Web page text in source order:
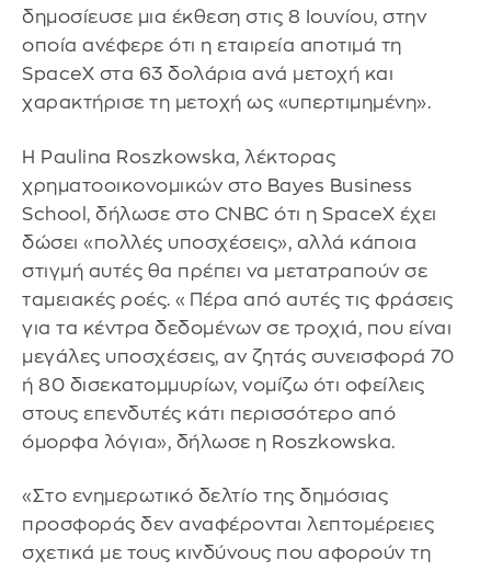
δημοσίευσε μια έκθεση στις 8 Ιουνίου, στην
οποία ανέφερε ότι η εταιρεία αποτιμά τη
SpaceX στα 63 δολάρια ανά μετοχή και
χαρακτήρισε τη μετοχή ως «υπερτιμημένη».
Η Paulina Roszkowska, λέκτορας
χρηματοοικονομικών στο Bayes Business
School, δήλωσε στo CNBC ότι η SpaceX έχει
δώσει «πολλές υποσχέσεις», αλλά κάποια
στιγμή αυτές θα πρέπει να μετατραπούν σε
ταμειακές ροές. «Πέρα από αυτές τις φράσεις
για τα κέντρα δεδομένων σε τροχιά, που είναι
μεγάλες υποσχέσεις, αν ζητάς συνεισφορά 70
ή 80 δισεκατομμυρίων, νομίζω ότι οφείλεις
στους επενδυτές κάτι περισσότερο από
όμορφα λόγια», δήλωσε η Roszkowska.
«Στο ενημερωτικό δελτίο της δημόσιας
προσφοράς δεν αναφέρονται λεπτομέρειες
σχετικά με τους κινδύνους που αφορούν τη